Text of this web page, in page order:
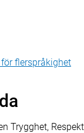
flerspråkighet